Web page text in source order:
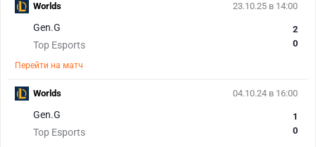
23.10.25 в 14:00
Gen.G
Top Esports
2
0
Перейти на матч
Worlds
04.10.24 в 16:00
Gen.G
Top Esports
1
0
Worlds